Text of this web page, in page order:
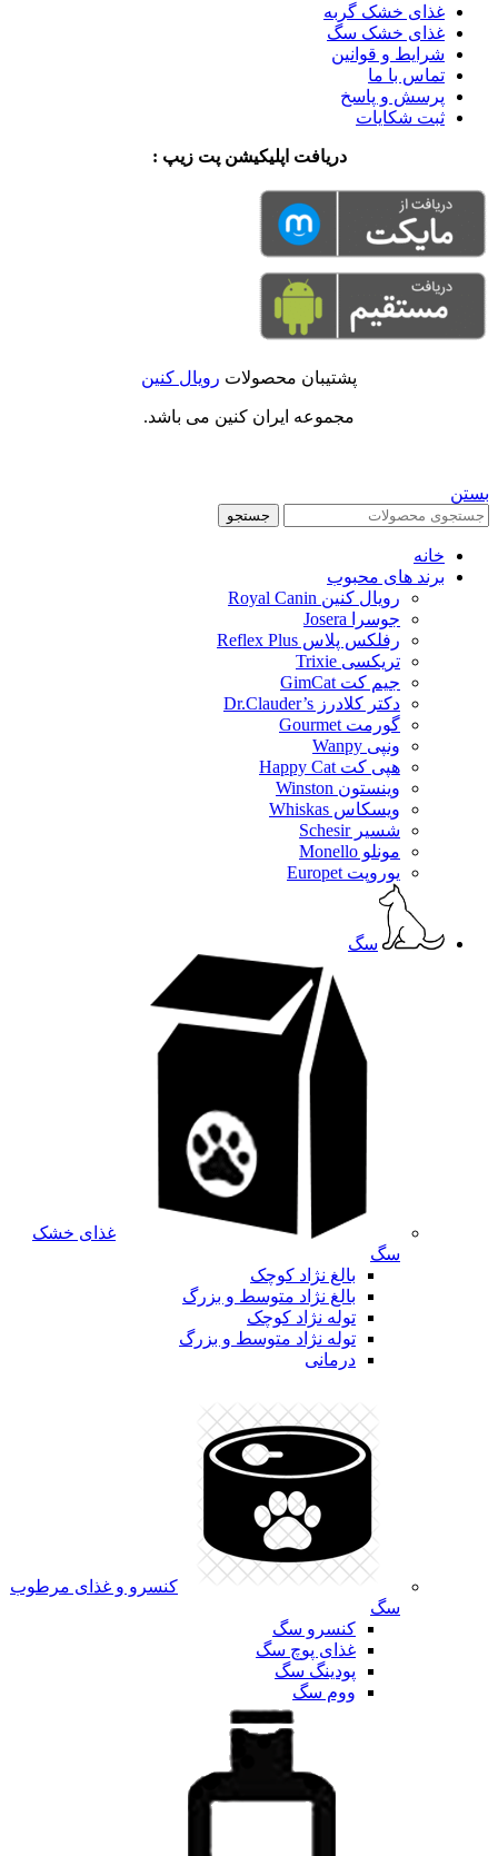
غذای خشک گربه
غذای خشک سگ
شرایط و قوانین
تماس با ما
پرسش و پاسخ
ثبت شکایات
دریافت اپلیکیشن پت زیپ :
پشتیبان محصولات رویال کنین
مجموعه ایران کنین می باشد.
بستن
جستجو
خانه
برند های محبوب
رویال کنین Royal Canin
جوسرا Josera
رفلکس پلاس Reflex Plus
تریکسی Trixie
جیم کت GimCat
دکتر کلادرز Dr.Clauder’s
گورمت Gourmet
ونپی Wanpy
هپی کت Happy Cat
وینستون Winston
ویسکاس Whiskas
شسیر Schesir
مونلو Monello
یوروپت Europet
سگ
غذای خشک
سگ
بالغ نژاد کوچک
بالغ نژاد متوسط و بزرگ
توله نژاد کوچک
توله نژاد متوسط و بزرگ
درمانی
کنسرو و غذای مرطوب
سگ
کنسرو سگ
غذای پوچ سگ
پودینگ سگ
ووم سگ